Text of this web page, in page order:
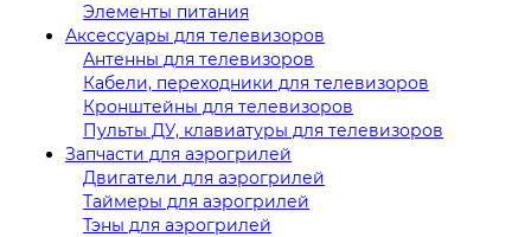
Элементы питания
Аксессуары для телевизоров
Антенны для телевизоров
Кабели, переходники для телевизоров
Кронштейны для телевизоров
Пульты ДУ, клавиатуры для телевизоров
Запчасти для аэрогрилей
Двигатели для аэрогрилей
Таймеры для аэрогрилей
Тэны для аэрогрилей